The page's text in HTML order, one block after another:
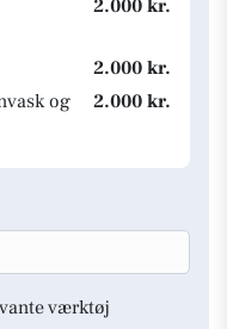
2.000 kr.
2.000 kr.
og
2.000 kr.
værktøj